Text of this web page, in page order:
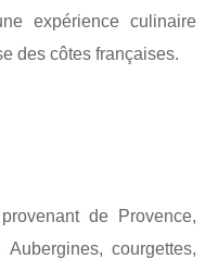
expérience culinaire
des côtes françaises.
de Provence,
courgettes,